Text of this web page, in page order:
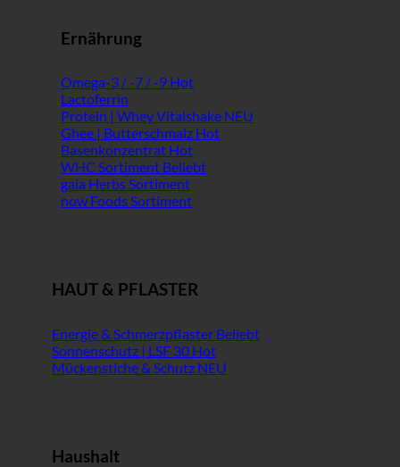
Ernährung
Omega-3 / -7 / -9
Lactoferrin
Protein | Whey Vitalshake
Ghee | Butterschmalz
Basenkonzentrat
WHC Sortiment
gaia Herbs Sortiment
now Foods Sortiment
HAUT & PFLASTER
Energie & Schmerzpflaster
Sonnenschutz | LSF 30
Mückenstiche & Schutz
Haushalt